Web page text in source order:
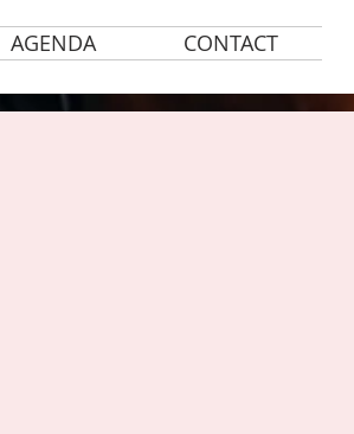
AGENDA CONTACT